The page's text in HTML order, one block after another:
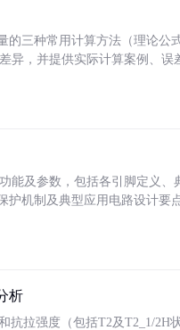
的三种常用计算方法（理论公
异，并提供实际计算案例、
能及参数，包括各引脚定义
护机制及典型应用电路设计要
析
抗拉强度（包括T2及T2_1/2H